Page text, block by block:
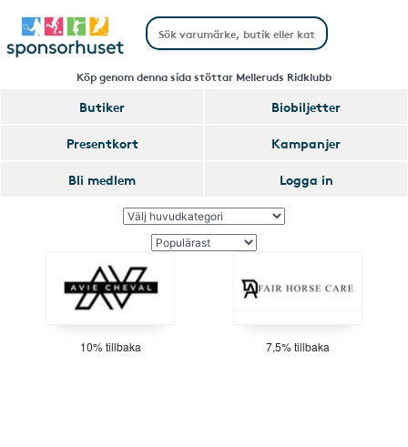
Köp genom denna sida stöttar Melleruds Ridklubb
Butiker
Biobiljetter
Presentkort
Kampanjer
Bli medlem
Logga in
10% tillbaka 7,5% tillbaka